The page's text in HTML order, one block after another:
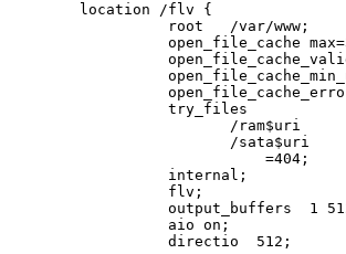
        location /flv {
                  root   /var/www;
open_file_cache
                  try_files
                         /ram$uri
                         /sata$uri
                             =404;
                  internal;
                  flv;
output_buffers  1
                  aio on;
                  directio  512;